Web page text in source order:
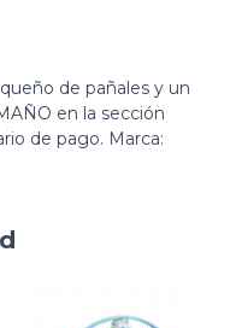
de pañales y un
en la sección
de pago. Marca: